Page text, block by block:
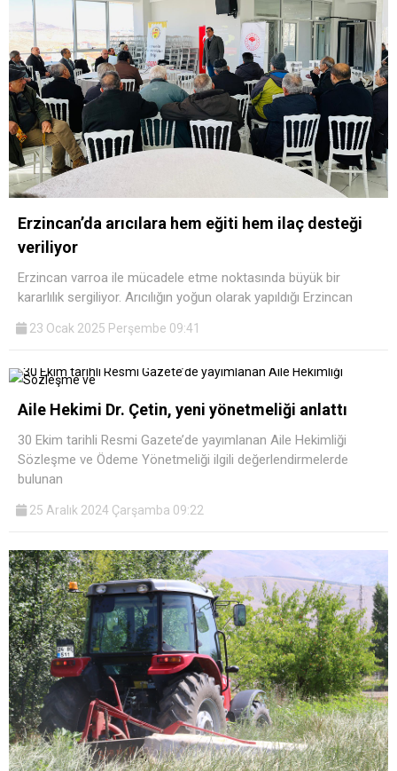
Erzincan’da arıcılara hem eğiti hem ilaç desteği
veriliyor
Erzincan varroa ile mücadele etme noktasında büyük bir
kararlılık sergiliyor. Arıcılığın yoğun olarak yapıldığı Erzincan
23 Ocak 2025 Perşembe 09:41
Aile Hekimi Dr. Çetin, yeni yönetmeliği anlattı
30 Ekim tarihli Resmi Gazete’de yayımlanan Aile Hekimliği
Sözleşme ve Ödeme Yönetmeliği ilgili değerlendirmelerde
bulunan
25 Aralık 2024 Çarşamba 09:22